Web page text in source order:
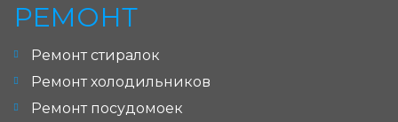
РЕМОНТ
Ремонт стиралок
Ремонт холодильников
Ремонт посудомоек